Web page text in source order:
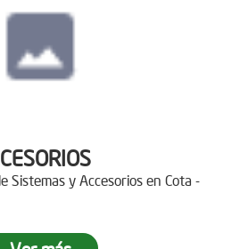
Sistemas y Accesorios en Cota -